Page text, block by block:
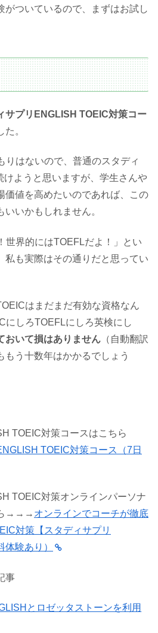
がついているので、まずはお試し
サプリENGLISH TOEIC対策コー
。
りはないので、普通のスタディ
ようと思いますが、学生さんや
価値を高めたいのであれば、この
いかもしれません。
世界的にはTOEFLだよ！」とい
私も実際はその通りだと思ってい
はまだまだ有効な資格なん
にしろTOEFLにしろ英検にし
おいて損はありません （自動翻訳
もう十数年はかかるでしょう
TOEIC対策コースはこちら
TOEIC対策コース（7日
TOEIC対策オンラインパーソナ
ら→→→ オンラインでコーチが徹底
対策【スタディサプリ
験あり）
事
とロゼッタストーンを利用